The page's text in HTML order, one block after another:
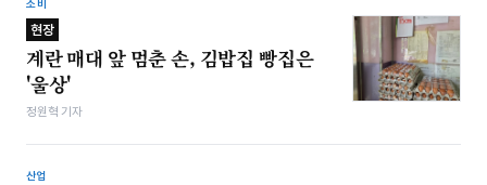
소비
현장
계란 매대 앞 멈춘 손, 김밥집 빵집은
'울상'
정원혁 기자
산업